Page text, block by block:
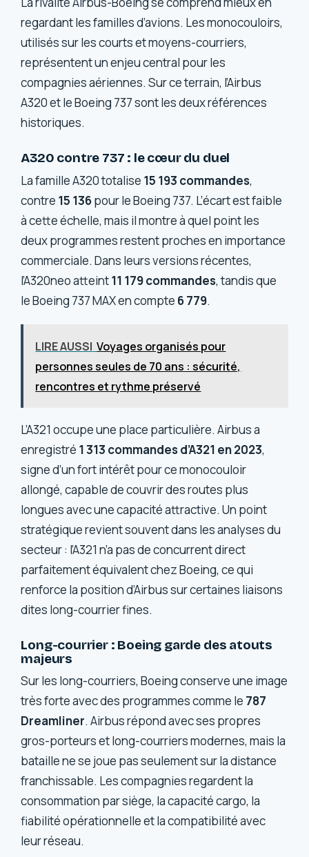
regardant les familles d’avions. Les monocouloirs,
utilisés sur les courts et moyens-courriers,
représentent un enjeu central pour les
compagnies aériennes. Sur ce terrain, l’Airbus
A320 et le Boeing 737 sont les deux références
historiques.
A320 contre 737 : le cœur du duel
La famille A320 totalise 15 193 commandes,
contre 15 136pour le Boeing 737. L’écart est faible
à cette échelle, mais il montre à quel point les
deux programmes restent proches en importance
commerciale. Dans leurs versions récentes,
l’A320neo atteint11 179 commandes, tandis que
le Boeing 737 MAX en compte 6 779.
LIRE AUSSI Voyages organisés pour
personnes seules de 70 ans : sécurité,
rencontres et rythme préservé
L’A321 occupe une place particulière. Airbus a
enregistré 1 313 commandes d’A321 en 2023,
signe d’un fort intérêt pour ce monocouloir
allongé, capable de couvrir des routes plus
longues avec une capacité attractive. Un point
stratégique revient souvent dans les analyses du
secteur : l’A321 n’a pas de concurrent direct
parfaitement équivalent chez Boeing, ce qui
renforce la position d’Airbus sur certaines liaisons
dites long-courrier fines.
Long-courrier : Boeing garde des atouts
majeurs
Sur les long-courriers, Boeing conserve une image
très forte avec des programmes comme le 787
Dreamliner. Airbus répond avec ses propres
gros-porteurs et long-courriers modernes, mais la
bataille ne se joue pas seulement sur la distance
franchissable. Les compagnies regardent la
consommation par siège, la capacité cargo, la
fiabilité opérationnelle et la compatibilité avec
leur réseau.